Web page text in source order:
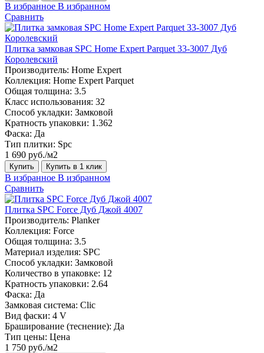
В избранное В избранном
Сравнить
Плитка замковая SPC Home Expert Parquet 33-3007 Дуб
Королевский
Производитель: Home Expert
Коллекция: Home Expert Parquet
Общая толщина: 3.5
Класс использования: 32
Способ укладки: Замковой
Кратность упаковки: 1.362
Фаска: Да
Тип плитки: Spc
1 690 руб./м2
Купить Купить в 1 клик
В избранное В избранном
Сравнить
Плитка SPC Force Дуб Джой 4007
Производитель: Planker
Коллекция: Force
Общая толщина: 3.5
Материал изделия: SPC
Способ укладки: Замковой
Количество в упаковке: 12
Кратность упаковки: 2.64
Фаска: Да
Замковая система: Сlic
Вид фаски: 4 V
Браширование (теснение): Да
Тип цены: Цена
1 750 руб./м2